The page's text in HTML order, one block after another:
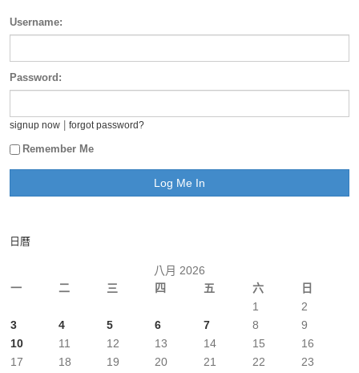
Username:
Password:
signup now forgot password?
Remember Me
日曆
八月 2026
一
二 三 四 五 六 日
1
2
3
4 5 6 7 8
9
10
11 12 13 14 15
16
17
18 19 20 21 22
23